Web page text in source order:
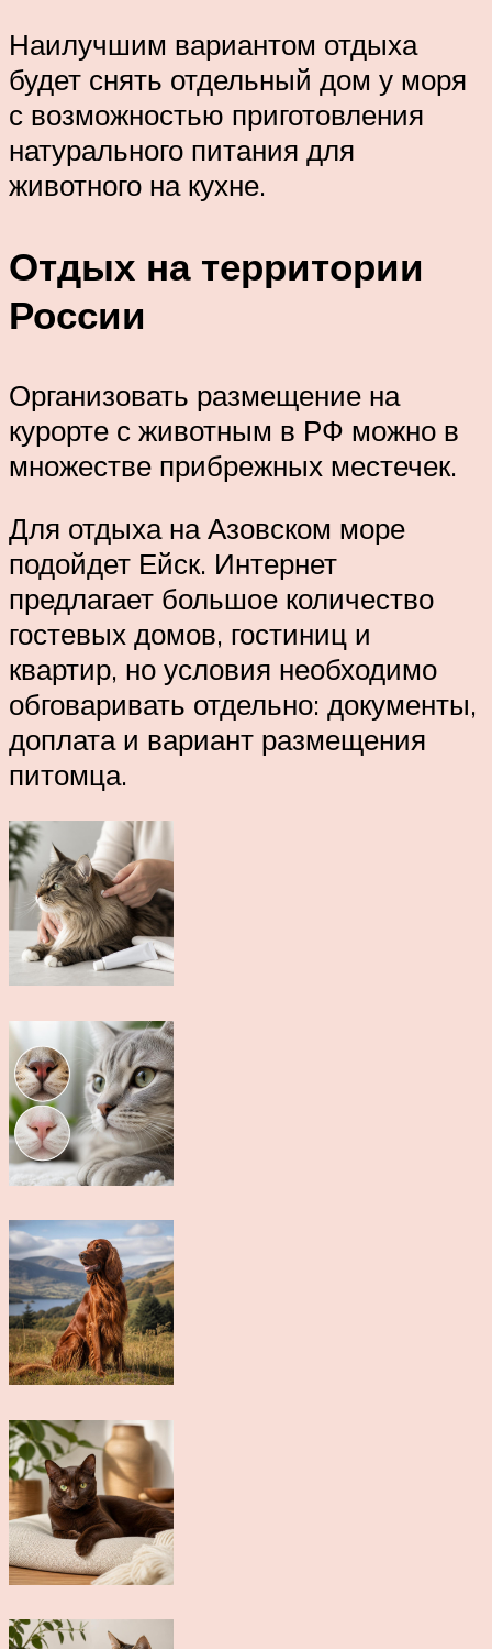
Наилучшим вариантом отдыха
будет снять отдельный дом у моря
с возможностью приготовления
натурального питания для
животного на кухне.
Отдых на территории
России
Организовать размещение на
курорте с животным в РФ можно в
множестве прибрежных местечек.
Для отдыха на Азовском море
подойдет Ейск. Интернет
предлагает большое количество
гостевых домов, гостиниц и
квартир, но условия необходимо
обговаривать отдельно: документы,
доплата и вариант размещения
питомца.